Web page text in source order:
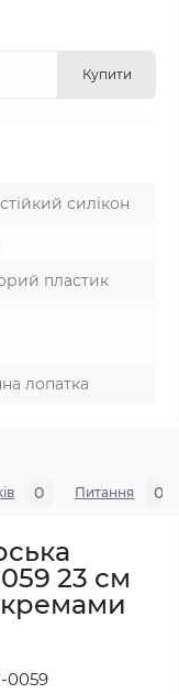
Купити
силікон
пластик
лопатка
0 Питання 0
23 см
кремами
0059